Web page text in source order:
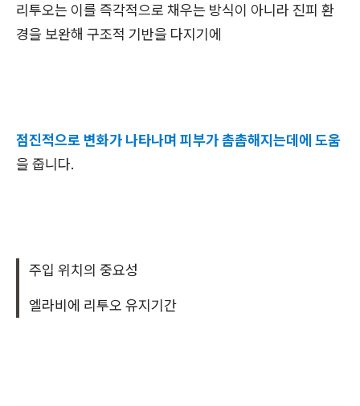
리투오는 이를 즉각적으로 채우는 방식이 아니라 진피 환
경을 보완해 구조적 기반을 다지기에
점진적으로 변화가 나타나며 피부가 촘촘해지는데에 도움
을 줍니다.
주입 위치의 중요성
엘라비에 리투오 유지기간